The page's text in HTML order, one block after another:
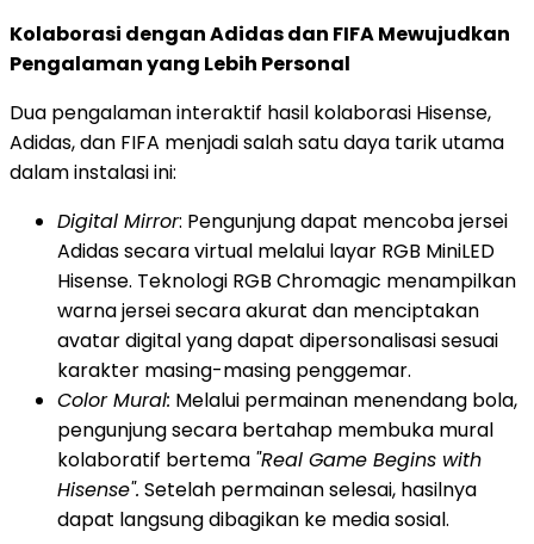
Kolaborasi dengan Adidas dan FIFA Mewujudkan
Pengalaman yang Lebih Personal
Dua pengalaman interaktif hasil kolaborasi Hisense,
Adidas, dan FIFA menjadi salah satu daya tarik utama
dalam instalasi ini:
Digital Mirror: Pengunjung dapat mencoba jersei
Adidas secara virtual melalui layar RGB MiniLED
Hisense. Teknologi RGB Chromagic menampilkan
warna jersei secara akurat dan menciptakan
avatar digital yang dapat dipersonalisasi sesuai
karakter masing-masing penggemar.
Color Mural: Melalui permainan menendang bola,
pengunjung secara bertahap membuka mural
kolaboratif bertema "Real Game Begins with
Hisense". Setelah permainan selesai, hasilnya
dapat langsung dibagikan ke media sosial.